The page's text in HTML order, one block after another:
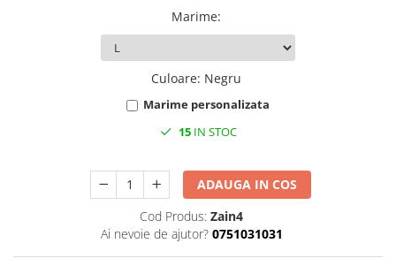
Marime:
Culoare: Negru
Marime personalizata
15IN STOC
ADAUGA IN COS
Cod Produs: Zain4
Ai nevoie de ajutor? 0751031031